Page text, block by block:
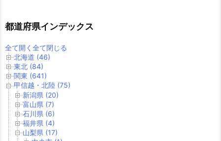
都道府県インデックス
全て開く 全て閉じる
北海道 (46)
東北 (84)
関東 (641)
甲信越・北陸 (75)
新潟県 (20)
富山県 (7)
石川県 (6)
福井県 (4)
山梨県 (17)